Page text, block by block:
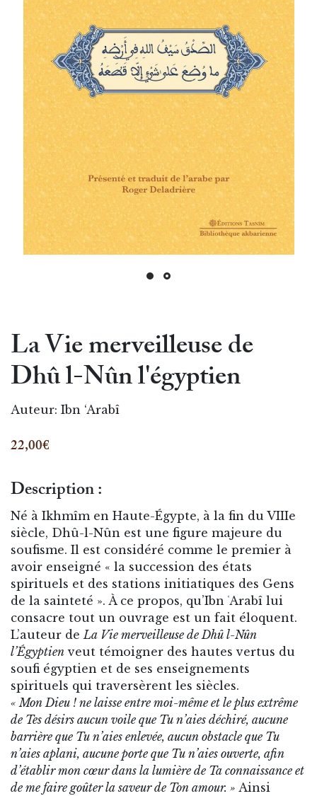
La Vie merveilleuse de
Dhû l-Nûn l'égyptien
Auteur: Ibn ‘Arabî
22,00€
Description :
Né à Ikhmîm en Haute-Égypte, à la fin du VIIIe
siècle, Dhû-l-Nûn est une figure majeure du
soufisme. Il est considéré comme le premier à
avoir enseigné « la succession des états
spirituels et des stations initiatiques des Gens
de la sainteté ». À ce propos, qu’Ibn ʿArabî lui
consacre tout un ouvrage est un fait éloquent.
L’auteur de La Vie merveilleuse de Dhû l-Nûn
l’Égyptien veut témoigner des hautes vertus du
soufi égyptien et de ses enseignements
spirituels qui traversèrent les siècles.
« Mon Dieu ! ne laisse entre moi-même et le plus extrême
de Tes désirs aucun voile que Tu n’aies déchiré, aucune
barrière que Tu n’aies enlevée, aucun obstacle que Tu
n’aies aplani, aucune porte que Tu n’aies ouverte, afin
d’établir mon cœur dans la lumière de Ta connaissance et
de me faire goûter la saveur de Ton amour. » Ainsi